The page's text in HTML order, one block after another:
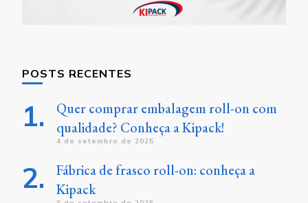
POSTS RECENTES
Quer comprar embalagem roll-on com
qualidade? Conheça a Kipack!
4 de setembro de 2025
Fábrica de frasco roll-on: conheça a
Kipack